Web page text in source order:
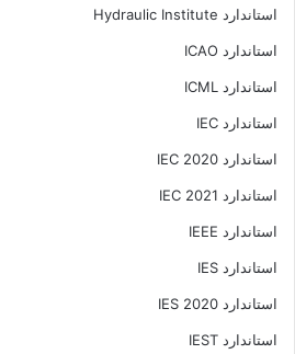
استاندارد Hydraulic Institute
استاندارد ICAO
استاندارد ICML
استاندارد IEC
استاندارد IEC 2020
استاندارد IEC 2021
استاندارد IEEE
استاندارد IES
استاندارد IES 2020
استاندارد IEST